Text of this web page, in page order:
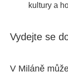
kultury a
Vydejte se
V Miláně